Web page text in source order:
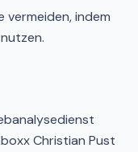
vermeiden, indem
Christian Pust